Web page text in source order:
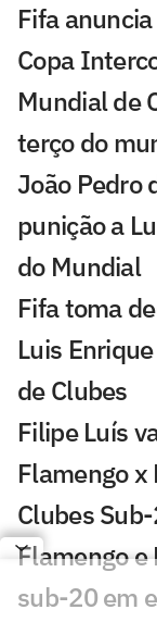
Fifa
Copa
Mundial de
terço do
João Pedro
punição a
do Mundial
Fifa toma
Luis
de Clubes
Filipe Luís
Flamengo
Clubes
Flamengo
sub-20 em